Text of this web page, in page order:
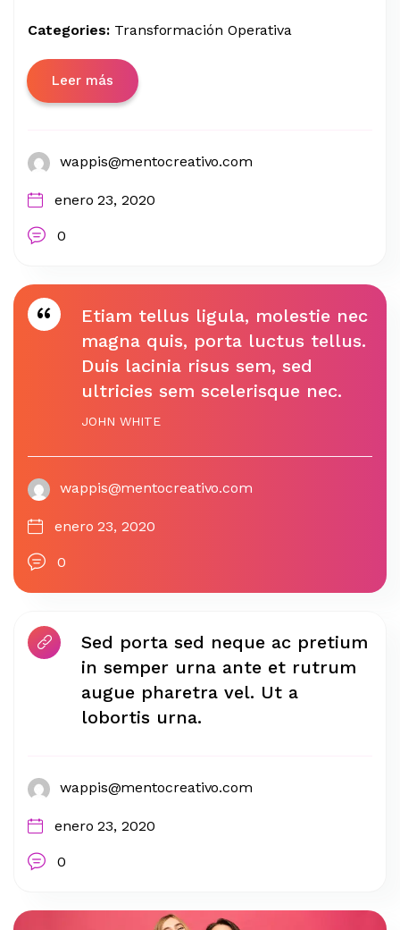
Categories: Transformación Operativa
Leer más
wappis@mentocreativo.com
enero 23, 2020
0
Etiam tellus ligula, molestie nec
magna quis, porta luctus tellus.
Duis lacinia risus sem, sed
ultricies sem scelerisque nec.
JOHN WHITE
wappis@mentocreativo.com
enero 23, 2020
0
Sed porta sed neque ac pretium
in semper urna ante et rutrum
augue pharetra vel. Ut a
lobortis urna.
wappis@mentocreativo.com
enero 23, 2020
0